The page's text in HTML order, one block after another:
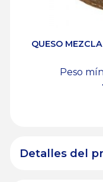
QUESO
Peso
Detalles del